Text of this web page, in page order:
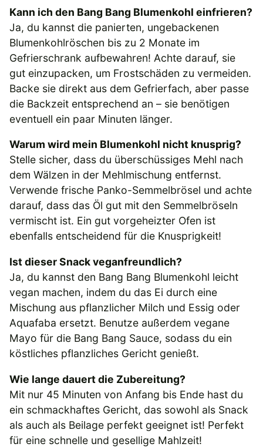
Kann ich den Bang Bang Blumenkohl einfrieren?
Ja, du kannst die panierten, ungebackenen
Blumenkohlröschen bis zu 2 Monate im
Gefrierschrank aufbewahren! Achte darauf, sie
gut einzupacken, um Frostschäden zu vermeiden.
Backe sie direkt aus dem Gefrierfach, aber passe
die Backzeit entsprechend an – sie benötigen
eventuell ein paar Minuten länger.
Warum wird mein Blumenkohl nicht knusprig?
Stelle sicher, dass du überschüssiges Mehl nach
dem Wälzen in der Mehlmischung entfernst.
Verwende frische Panko-Semmelbrösel und achte
darauf, dass das Öl gut mit den Semmelbröseln
vermischt ist. Ein gut vorgeheizter Ofen ist
ebenfalls entscheidend für die Knusprigkeit!
Ist dieser Snack veganfreundlich?
Ja, du kannst den Bang Bang Blumenkohl leicht
vegan machen, indem du das Ei durch eine
Mischung aus pflanzlicher Milch und Essig oder
Aquafaba ersetzt. Benutze außerdem vegane
Mayo für die Bang Bang Sauce, sodass du ein
köstliches pflanzliches Gericht genießt.
Wie lange dauert die Zubereitung?
Mit nur 45 Minuten von Anfang bis Ende hast du
ein schmackhaftes Gericht, das sowohl als Snack
als auch als Beilage perfekt geeignet ist! Perfekt
für eine schnelle und gesellige Mahlzeit!